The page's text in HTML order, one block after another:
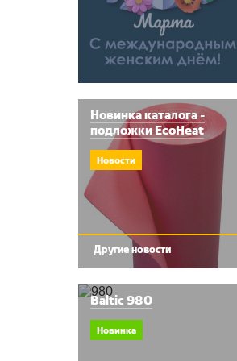
Новинка каталога -
подложки EcoHeat
Новости
Другие новости
Baltic 980
Новинка